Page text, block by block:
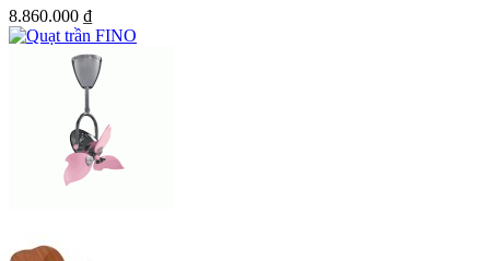
8.860.000 ₫